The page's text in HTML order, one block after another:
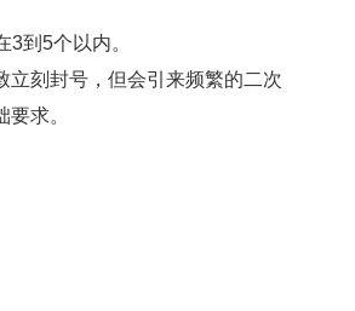
3到5个以内。
刻封号，但会引来频繁的二次
求。